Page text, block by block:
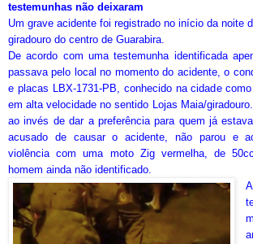
testemunhas não deixaram
Um grave acidente foi registrado no início da noite
giradouro do centro de Guarabira.
De acordo com uma testemunha identificada
passava pelo local no momento do acidente, o
e placas LBX-1731-PB, conhecido na cidade
em alta velocidade no sentido Lojas Maia/
ao invés de dar a preferência para quem já
acusado de causar o acidente, não parou e
violência com uma moto Zig vermelha, de
homem ainda não identificado.